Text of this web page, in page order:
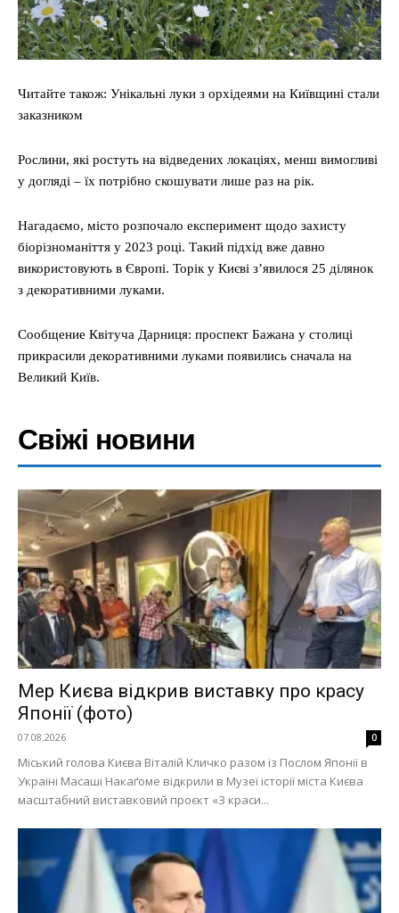
Меню
Київ
Читайте також: Унікальні луки з орхідеями на Київщині стали
заказником
Рослини, які ростуть на відведених локаціях, менш вимогливі
у догляді – їх потрібно скошувати лише раз на рік.
Нагадаємо, місто розпочало експеримент щодо захисту
біорізноманіття у 2023 році. Такий підхід вже давно
використовують в Європі. Торік у Києві з’явилося 25 ділянок
з декоративними луками.
Сообщение Квітуча Дарниця: проспект Бажана у столиці
прикрасили декоративними луками появились сначала на
Великий Київ.
Свіжі новини
Мер Києва відкрив виставку про красу
Японії (фото)
07.08.2026 0
Міський голова Києва Віталій Кличко разом із Послом Японії в
Україні Масаші Накаґоме відкрили в Музеї історії міста Києва
масштабний виставковий проєкт «З краси...